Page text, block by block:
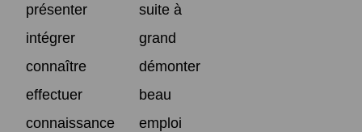
présenter
suite à
intégrer
grand
connaître
démonter
effectuer
beau
connaissance
emploi